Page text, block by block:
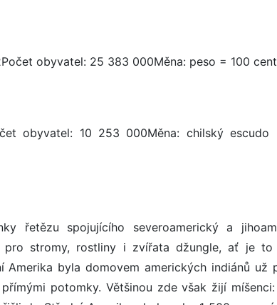
obyvatel: 25 383 000Měna: peso = 100
obyvatel: 10 253 000Měna: chilský escudo
řetězu spojujícího severoamerický a
stromy, rostliny i zvířata džungle, ať je to
byla domovem amerických indiánů už
potomky. Většinou zde však žijí